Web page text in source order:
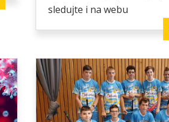
sledujte i na webu